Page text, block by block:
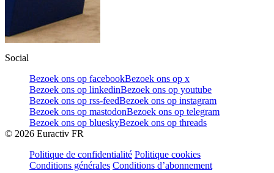
Social
Bezoek ons op facebookBezoek ons op x
Bezoek ons op linkedinBezoek ons op youtube
Bezoek ons op rss-feedBezoek ons op instagram
Bezoek ons op mastodonBezoek ons op telegram
Bezoek ons op blueskyBezoek ons op threads
© 2026 Euractiv FR
Politique de confidentialité Politique cookies
Conditions générales Conditions d’abonnement